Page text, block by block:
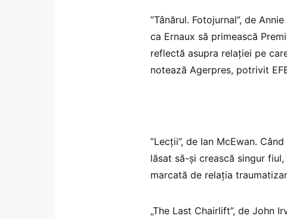
”Tânărul. Fotojurnal”, de
ca Ernaux să primească
reflectă asupra relaţiei pe
notează Agerpres, potrivit
”Lecţii”, de Ian McEwan.
lăsat să-şi crească singur
marcată de relaţia
„The Last Chairlift”, de John